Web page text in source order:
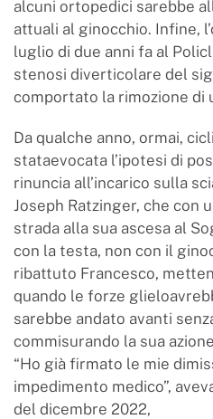
alcuni ortopedici sarebbe
attuali al ginocchio. Infine,
luglio di due anni fa al
stenosi diverticolare del
comportato la rimozione di
Da qualche anno, ormai,
stataevocata l’ipotesi di
rinuncia all’incarico sulla
Joseph Ratzinger, che con
strada alla sua ascesa al
con la testa, non con il
ribattuto Francesco,
quando le forze
sarebbe andato avanti
commisurando la sua
“Ho già firmato le mie
impedimento medico”,
del dicembre 2022,